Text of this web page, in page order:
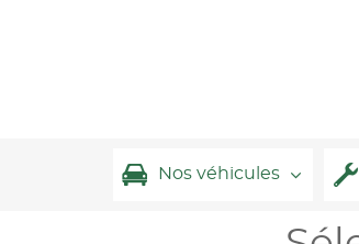
Nos véhicules